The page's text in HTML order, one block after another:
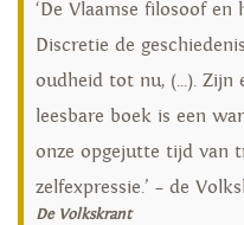
‘De Vlaamse filosoof
Discretie de
oudheid tot nu, (...). Zijn
leesbare boek is een
onze opgejutte tijd van
zelfexpressie.’ – de
De Volkskrant